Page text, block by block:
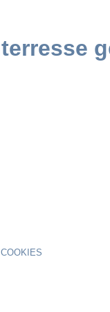
COOKIES